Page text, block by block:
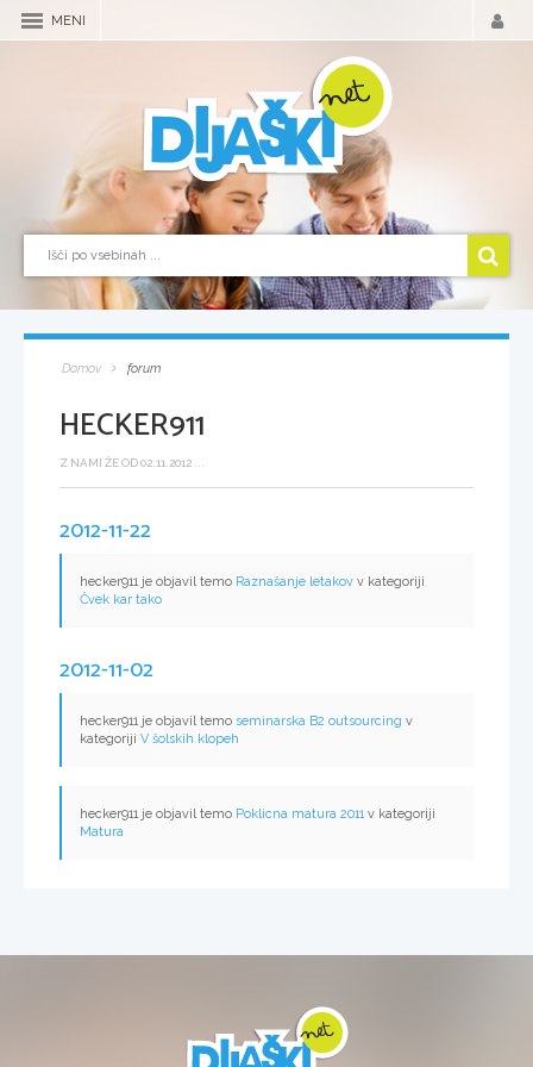
MENI
Domov forum
HECKER911
Z NAMI ŽE OD 02.11.2012 ...
2012-11-22
hecker911 je objavil temo Raznašanje letakov v kategoriji
Čvek kar tako
2012-11-02
hecker911 je objavil temo seminarska B2 outsourcing v
kategoriji V šolskih klopeh
hecker911 je objavil temo Poklicna matura 2011v kategoriji
Matura